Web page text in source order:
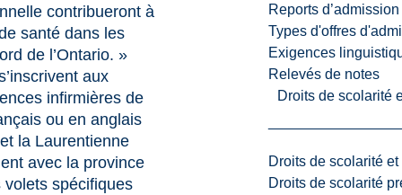
Reports d’admission
Types d'offres
Exigences
Relevés de notes
Droits de scolarité
Droits de scolarité
Droits de scolarité
contribueront à
santé dans les
de l’Ontario. »
aux
infirmières de
ou en anglais
la Laurentienne
avec la province
spécifiques